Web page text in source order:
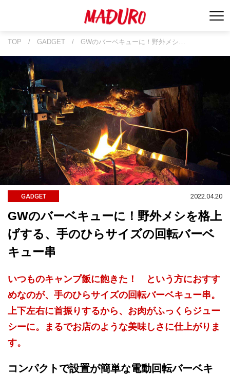
TOP / GADGET / GWのバーベキューに！野外メシ…
GADGET 2022.04.20
GWのバーベキューに！野外メシを格上
げする、手のひらサイズの回転バーベ
キュー串
いつものキャンプ飯に飽きた！ という方におすす
めなのが、手のひらサイズの回転バーベキュー串。
上下左右に首振りするから、お肉がふっくらジュー
シーに。まるでお店のような美味しさに仕上がりま
す。
コンパクトで設置が簡単な電動回転バーベキ